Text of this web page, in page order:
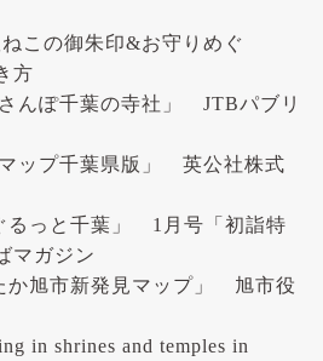
この御朱印&お守りめぐ
方
んぽ千葉の寺社」 JTBパブリ
ップ千葉県版」 英公社株式
るっと千葉」 1月号「初詣特
マガジン
か旭市新発見マップ」 旭市役
in shrines and temples in